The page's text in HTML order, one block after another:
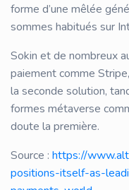
forme d’une mêlée
sommes habitués sur
Sokin et de nombreux
paiement comme
la seconde solution,
formes métaverse
doute la première.
Source : https://
positions-itself-as-